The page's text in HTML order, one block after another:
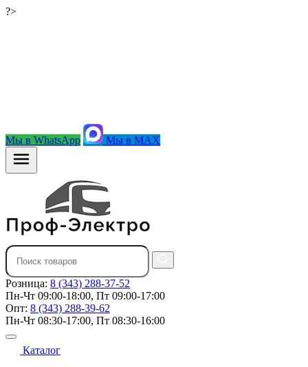
?>
Мы в WhatsApp Мы в MAX
Розница: 8 (343) 288-37-52
Пн-Чт 09:00-18:00, Пт 09:00-17:00
Опт: 8 (343) 288-39-62
Пн-Чт 08:30-17:00, Пт 08:30-16:00
Каталог